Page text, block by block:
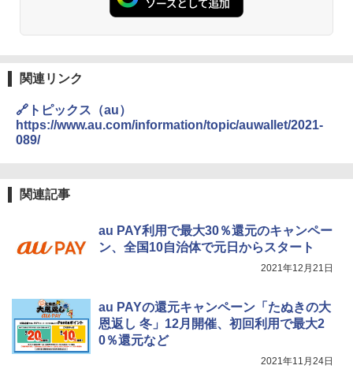
関連リンク
🔗トピックス（au）
https://www.au.com/information/topic/auwallet/2021-
089/
関連記事
au PAY利用で最大30％還元のキャンペー
ン、全国10自治体で元日からスタート
2021年12月21日
au PAYの還元キャンペーン「たぬきの大
恩返し 冬」12月開催、初回利用で最大2
0％還元など
2021年11月24日